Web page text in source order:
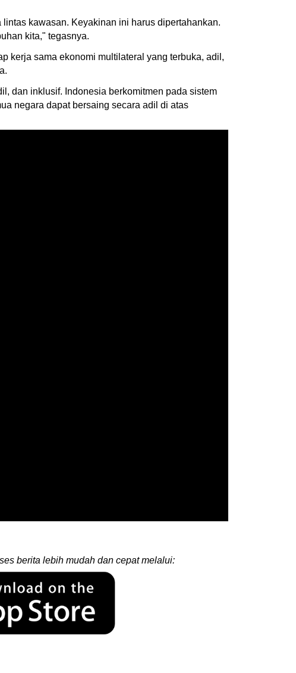
kawasan. Keyakinan ini harus dipertahankan.
kita," tegasnya.
kerja sama ekonomi multilateral yang terbuka, adil,
dan inklusif. Indonesia berkomitmen pada sistem
negara dapat bersaing secara adil di atas
berita lebih mudah dan cepat melalui: